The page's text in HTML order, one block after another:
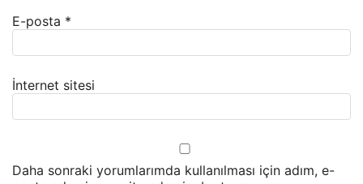
E-posta *
İnternet sitesi
Daha sonraki yorumlarımda kullanılması için adım, e-